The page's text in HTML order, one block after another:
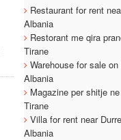
Restaurant for rent
Albania
Restorant me qira
Tirane
Warehouse for sale
Albania
Magazine per shitje
Tirane
Villa for rent near
Albania